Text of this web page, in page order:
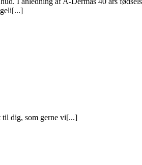
til dig, som gerne vi[...]